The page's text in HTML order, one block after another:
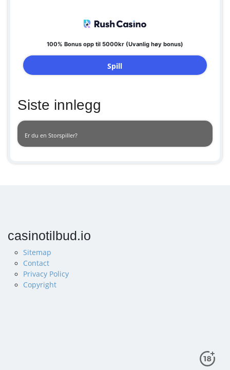
100% Bonus opp til 5000kr (Uvanlig høy bonus)
Spill
Siste innlegg
Er du en Storspiller?
casinotilbud.io
Sitemap
Contact
Privacy Policy
Copyright